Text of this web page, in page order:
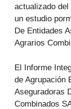
actualizado
un estudio
De Entidades
Agrarios
El Informe
de Agrupación
Aseguradoras
Combinados